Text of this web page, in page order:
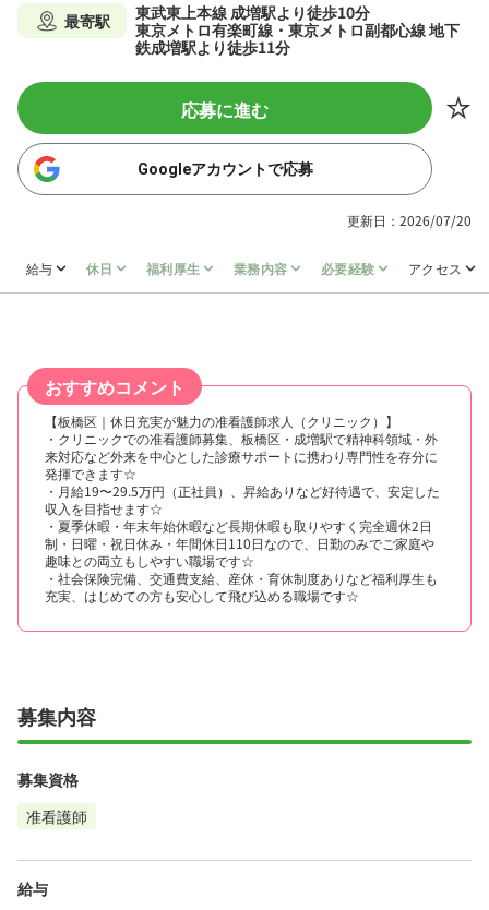
最寄駅
東武東上本線 成増駅より徒歩10分
東京メトロ有楽町線・東京メトロ副都心線 地下
鉄成増駅より徒歩11分
応募に進む
Googleアカウントで応募
更新日：2026/07/20
給与 休日 福利厚生 業務内容 必要経験 アクセス
おすすめコメント
【板橋区｜休日充実が魅力の准看護師求人（クリニック）】
・クリニックでの准看護師募集、板橋区・成増駅で精神科領域・外
来対応など外来を中心とした診療サポートに携わり専門性を存分に
発揮できます☆
・月給19〜29.5万円（正社員）、昇給ありなど好待遇で、安定した
収入を目指せます☆
・夏季休暇・年末年始休暇など長期休暇も取りやすく完全週休2日
制・日曜・祝日休み・年間休日110日なので、日勤のみでご家庭や
趣味との両立もしやすい職場です☆
・社会保険完備、交通費支給、産休・育休制度ありなど福利厚生も
充実、はじめての方も安心して飛び込める職場です☆
募集内容
募集資格
准看護師
給与